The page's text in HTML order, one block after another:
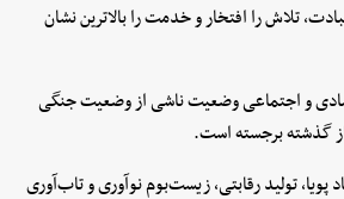
تلاش را افتخار و خدمت را بالاترین نشان
و اجتماعی وضعیت ناشی از وضعیت جنگی
گذشته برجسته است.
پویا، تولید رقابتی، زیست‌بوم نوآوری و تاب‌آوری